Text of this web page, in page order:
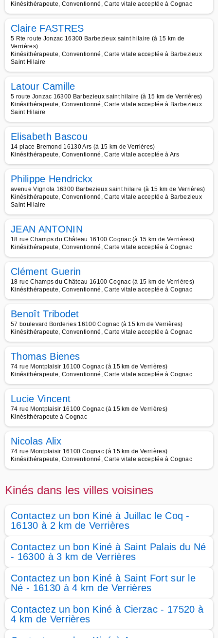
Kinésithérapeute, Conventionné, Carte vitale acceptée à Cognac
Claire FASTRES
5 Rte route Jonzac 16300 Barbezieux saint hilaire (à 15 km de
Verrières)
Kinésithérapeute, Conventionné, Carte vitale acceptée à Barbezieux
Saint Hilaire
Latour Camille
5 route Jonzac 16300 Barbezieux saint hilaire (à 15 km de Verrières)
Kinésithérapeute, Conventionné, Carte vitale acceptée à Barbezieux
Saint Hilaire
Elisabeth Bascou
14 place Bremond 16130 Ars (à 15 km de Verrières)
Kinésithérapeute, Conventionné, Carte vitale acceptée à Ars
Philippe Hendrickx
avenue Vignola 16300 Barbezieux saint hilaire (à 15 km de Verrières)
Kinésithérapeute, Conventionné, Carte vitale acceptée à Barbezieux
Saint Hilaire
JEAN ANTONIN
18 rue Champs du Château 16100 Cognac (à 15 km de Verrières)
Kinésithérapeute, Conventionné, Carte vitale acceptée à Cognac
Clément Guerin
18 rue Champs du Château 16100 Cognac (à 15 km de Verrières)
Kinésithérapeute, Conventionné, Carte vitale acceptée à Cognac
Benoît Tribodet
57 boulevard Borderies 16100 Cognac (à 15 km de Verrières)
Kinésithérapeute, Conventionné, Carte vitale acceptée à Cognac
Thomas Bienes
74 rue Montplaisir 16100 Cognac (à 15 km de Verrières)
Kinésithérapeute, Conventionné, Carte vitale acceptée à Cognac
Lucie Vincent
74 rue Montplaisir 16100 Cognac (à 15 km de Verrières)
Kinésithérapeute à Cognac
Nicolas Alix
74 rue Montplaisir 16100 Cognac (à 15 km de Verrières)
Kinésithérapeute, Conventionné, Carte vitale acceptée à Cognac
Kinés dans les villes voisines
Contactez un bon Kiné à Juillac le Coq -
16130 à 2 km de Verrières
Contactez un bon Kiné à Saint Palais du Né
- 16300 à 3 km de Verrières
Contactez un bon Kiné à Saint Fort sur le
Né - 16130 à 4 km de Verrières
Contactez un bon Kiné à Cierzac - 17520 à
4 km de Verrières